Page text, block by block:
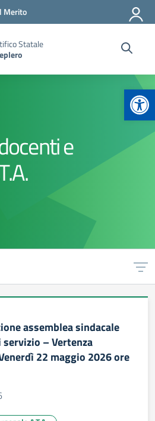
Merito
Statale
e
assemblea sindacale
– Vertenza
22 maggio 2026 ore